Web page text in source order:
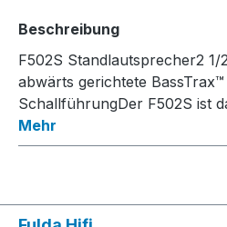
Beschreibung
F502S Standlautsprecher2 1/
abwärts gerichtete
SchallführungDer F502S ist
Mehr